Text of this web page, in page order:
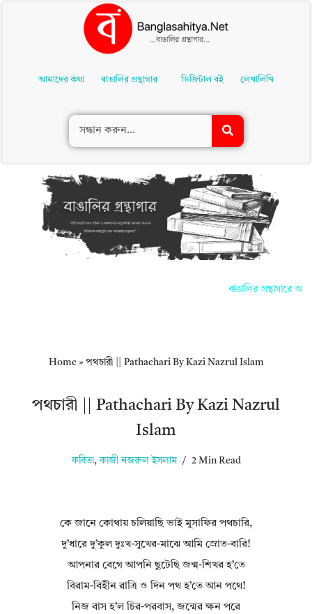
Contentআমাদের কথা বাঙালির গ্রন্থাগার ডিজিটাল বই লেখালিখি
বাঙালির গ্রন্থাগারে
Home» পথচারী || Pathachari By Kazi Nazrul Islam
পথচারী || Pathachari By Kazi Nazrul
Islam
কবিতা, কাজী নজরুল ইসলাম 2 Min Read
কে জানে কোথায় চলিয়াছি ভাই মুসাফির পথচারি,
দু’ধারে দু’কুল দুঃখ-সুখের-মাঝে আমি স্রোত-বারি!
আপনার বেগে আপনি ছুটেছি জন্ম-শিখর হ’তে
বিরাম-বিহীন রাত্রি ও দিন পথ হ’তে আন পথে!
নিজ বাস হ’ল চির-পরবাস, জন্মের ক্ষন পরে